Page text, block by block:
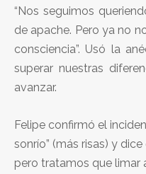
“Nos seguimos
de apache. Pero ya no
consciencia”. Usó la
superar nuestras
avanzar.
Felipe confirmó el
sonrío” (más risas) y
pero tratamos que limar